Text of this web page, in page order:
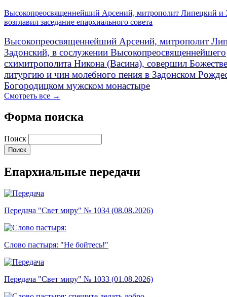
Высокопреосвященнейший Арсений, митрополит Липецкий и
возглавил заседание епархиального совета
Высокопреосвященнейший Арсений, митрополит
Задонский, в сослужении Высокопреосвященнейшего
схимитрополита Никона (Васина), совершил
литургию и чин молебного пения в Задонском
Богородицком мужском монастыре
Смотреть все →
Форма поиска
Поиск
Епархиальные передачи
Передача "Свет миру" № 1034 (08.08.2026)
Слово пастыря: "Не бойтесь!"
Передача "Свет миру" № 1033 (01.08.2026)